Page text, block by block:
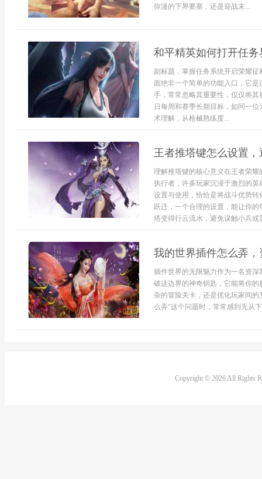
弥漫的下界要塞，还是迎战末...
和平精英如何打开任
副标题，掌握任务系统开启荣耀
面绝非一个简单的功能入口，它
手，常常忽略其重要性，仅仅将
日每周和赛季长期目标，如同一
术理解，从枪械熟练度...
王者推塔键怎么设置
理解推塔键的核心意义在王者荣
执行者，许多玩家沉浸于激烈的
设置与使用，恰恰是将战斗优势转
跃迁，一个合理的设置，能让你
塔变得行云流水，避免误触小兵或
我的世界插件怎么弄
插件世界的无限魅力作为一名资
破这边界的神奇钥匙，它能将你
杂的冒险关卡，还是优化玩家间
么弄”这个问题时，常常感到无从
Copyright © 2026 All Rights